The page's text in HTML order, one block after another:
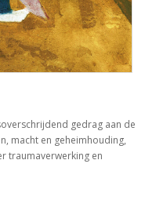
gedrag aan de
macht en geheimhouding,
traumaverwerking en